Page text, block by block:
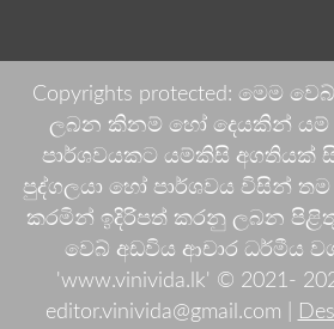
Copyrights protected: මෙම
ලබන කිනම් හෝ දෙයකින් යම්
පාර්ශවයකට යම්කිසි අගතියක්
පුද්ගලයා හෝ පාර්ශවය විසින්
කරමින් ඉදිරිපත් කරනු ලබන
වෙබ් අඩවිය ආචාර ධර්මීය
'www.vinivida.lk' © 2021-
editor.vinivida@gmail.com |